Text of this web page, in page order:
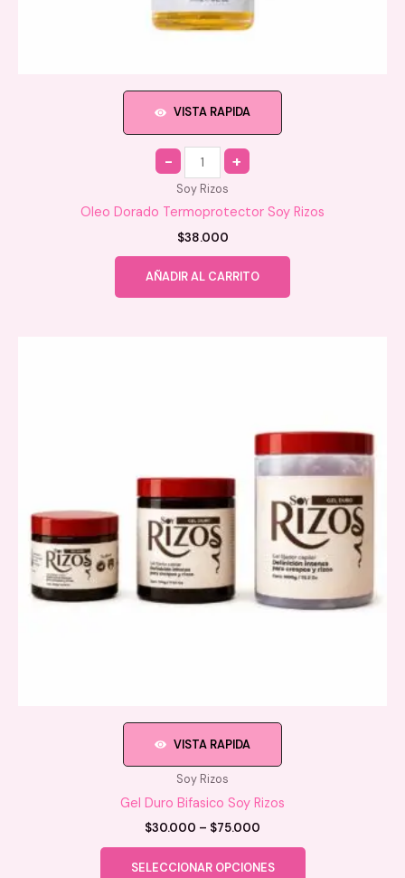
VISTA RAPIDA
Quantity
Soy Rizos
Oleo Dorado Termoprotector Soy Rizos
$38.000
AÑADIR AL CARRITO
VISTA RAPIDA
Soy Rizos
Gel Duro Bifasico Soy Rizos
$30.000 – $75.000
through
SELECCIONAR OPCIONES
Este